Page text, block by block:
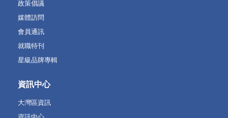
政策倡議
媒體訪問
會員通訊
就職特刊
星級品牌專輯
資訊中心
大灣區資訊